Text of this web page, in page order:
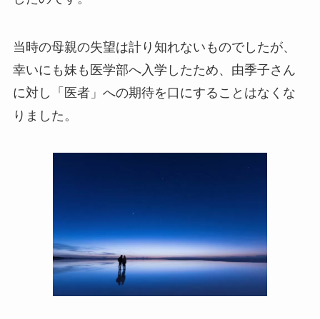
当時の母親の失望は計り知れないものでしたが、
幸いにも妹も医学部へ入学したため、由季子さん
に対し「医者」への期待を口にすることはなくな
りました。